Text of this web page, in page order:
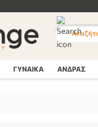
ΓΥΝΑΙΚΑ ΑΝΔΡΑΣ